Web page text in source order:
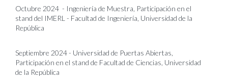
Octubre 2024 - Ingeniería de Muestra, Participación en el
stand del IMERL - Facultad de Ingeniería, Universidad de la
República
Septiembre 2024 - Universidad de Puertas Abiertas,
Participación en el stand de Facultad de Ciencias, Universidad
de la República